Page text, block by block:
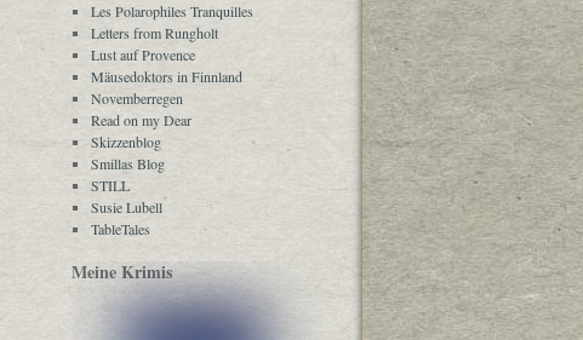
Les Polarophiles Tranquilles
Letters from Rungholt
Lust auf Provence
Mäusedoktors in Finnland
Novemberregen
Read on my Dear
Skizzenblog
Smillas Blog
STILL
Susie Lubell
TableTales
Meine Krimis